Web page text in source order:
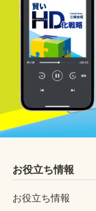
お役立ち情報
お役立ち情報